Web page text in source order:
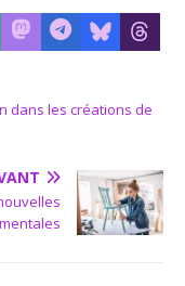
dans les créations de